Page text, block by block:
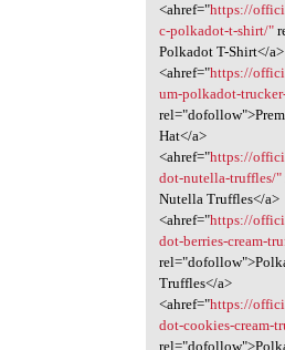
<ahref="https://
c-polkadot-t-shirt/"
Polkadot T-Shirt</a>
<ahref="https://
um-polkadot-
Hat</a>
<ahref="https://
dot-nutella-truffles/"
Nutella Truffles</a>
<ahref="https://
dot-berries-cream-
Truffles</a>
<ahref="https://
dot-cookies-cream-